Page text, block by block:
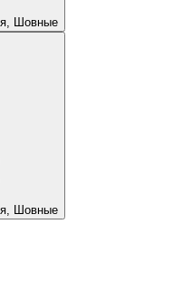
Магнитные, Моющиеся, Самоклеящиеся, Шовные
Магнитные, Моющиеся, Самоклеящиеся, Шовные